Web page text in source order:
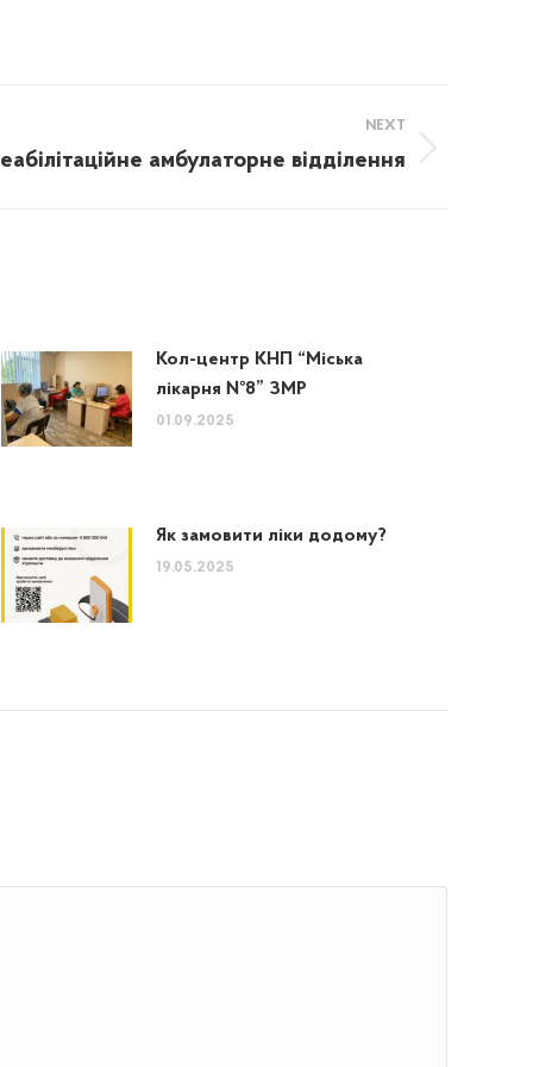
NEXT
амбулаторне відділення
Кол-центр КНП “Міська
лікарня №8” ЗМР
01.09.2025
Як замовити ліки додому?
19.05.2025